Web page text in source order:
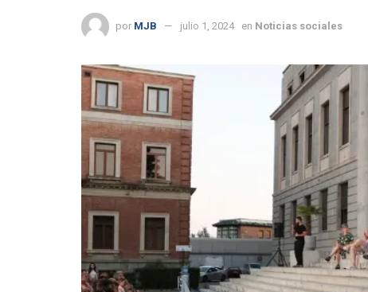
por MJB julio 1, 2024 en Noticias sociales